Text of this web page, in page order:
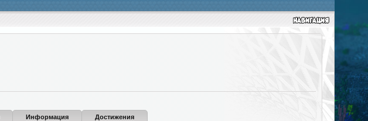
Информация Достижения